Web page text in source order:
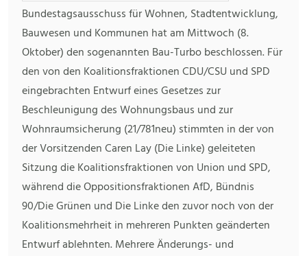
Bundestagsausschuss für Wohnen, Stadtentwicklung,
Bauwesen und Kommunen hat am Mittwoch (8.
Oktober) den sogenannten Bau-Turbo beschlossen. Für
den von den Koalitionsfraktionen CDU/CSU und SPD
eingebrachten Entwurf eines Gesetzes zur
Beschleunigung des Wohnungsbaus und zur
Wohnraumsicherung (21/781neu) stimmten in der von
der Vorsitzenden Caren Lay (Die Linke) geleiteten
Sitzung die Koalitionsfraktionen von Union und SPD,
während die Oppositionsfraktionen AfD, Bündnis
90/Die Grünen und Die Linke den zuvor noch von der
Koalitionsmehrheit in mehreren Punkten geänderten
Entwurf ablehnten. Mehrere Änderungs- und